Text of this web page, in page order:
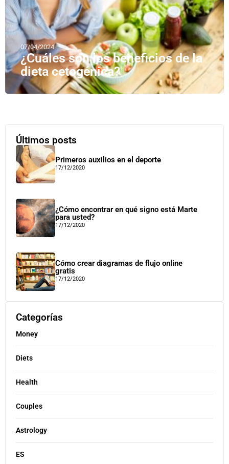
07/04/2024
¿Cuáles son los beneficios de la
dieta cetogénica?
Últimos posts
Primeros auxilios en el deporte
17/12/2020
¿Cómo encontrar en qué signo está Marte
para usted?
17/12/2020
Cómo crear diagramas de flujo online
gratis
17/12/2020
Categorías
Money
Diets
Health
Couples
Astrology
ES